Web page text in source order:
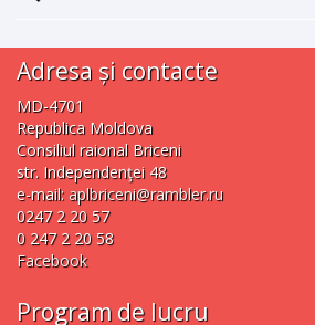
Adresa și contacte
MD-4701
Republica Moldova
Consiliul raional Briceni
str. Independenţei 48
e-mail: aplbriceni@rambler.ru
0247 2 20 57
0 247 2 20 58
Facebook
Program de lucru